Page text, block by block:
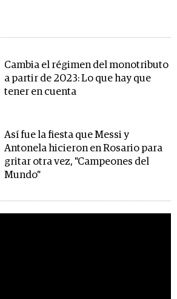
Cambia el régimen del monotributo
a partir de 2023: Lo que hay que
tener en cuenta
Así fue la fiesta que Messi y
Antonela hicieron en Rosario para
gritar otra vez, "Campeones del
Mundo"